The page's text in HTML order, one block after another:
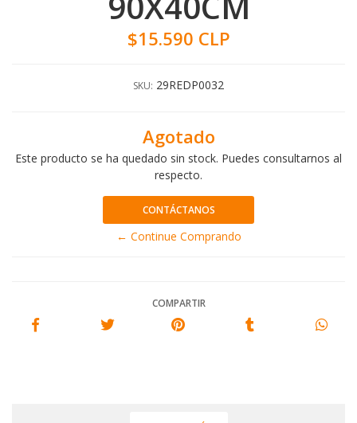
$15.590 CLP
SKU: 29REDP0032
Agotado
Este producto se ha quedado sin stock. Puedes consultarnos al
respecto.
CONTÁCTANOS
← Continue Comprando
COMPARTIR